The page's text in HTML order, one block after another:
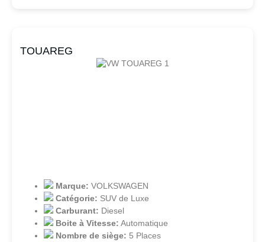
TOUAREG
Marque: VOLKSWAGEN
Catégorie: SUV de Luxe
Carburant: Diesel
Boite à Vitesse: Automatique
Nombre de siège: 5 Places